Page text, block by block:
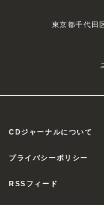
東京都千代田
CDジャーナルについて
プライバシーポリシー
RSSフィード